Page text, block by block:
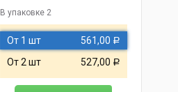
В упаковке 2
От 1 шт 561,00 Р
От 2 шт 527,00 Р